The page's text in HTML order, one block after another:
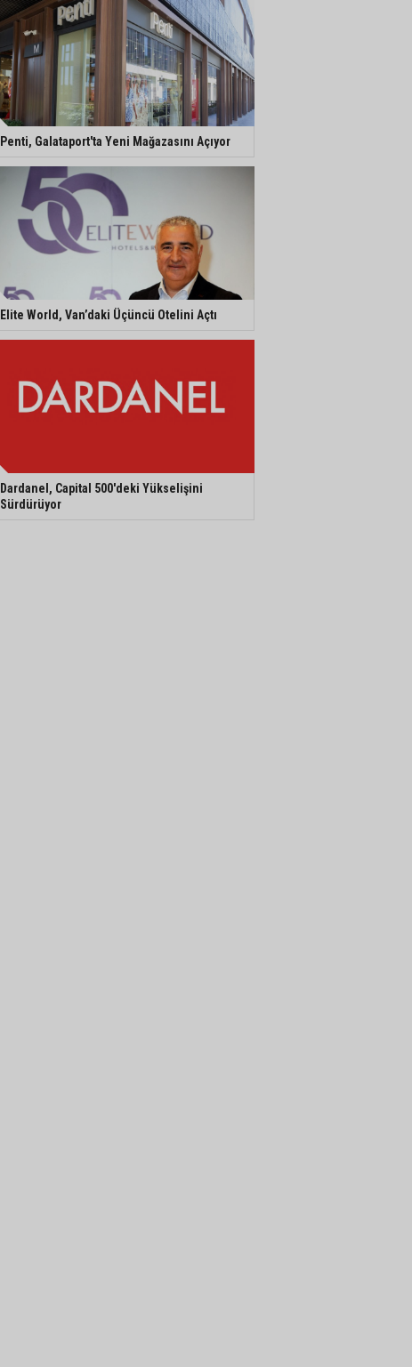
Penti, Galataport'ta Yeni Mağazasını Açıyor
Elite World, Van’daki Üçüncü Otelini Açtı
Dardanel, Capital 500'deki Yükselişini
Sürdürüyor